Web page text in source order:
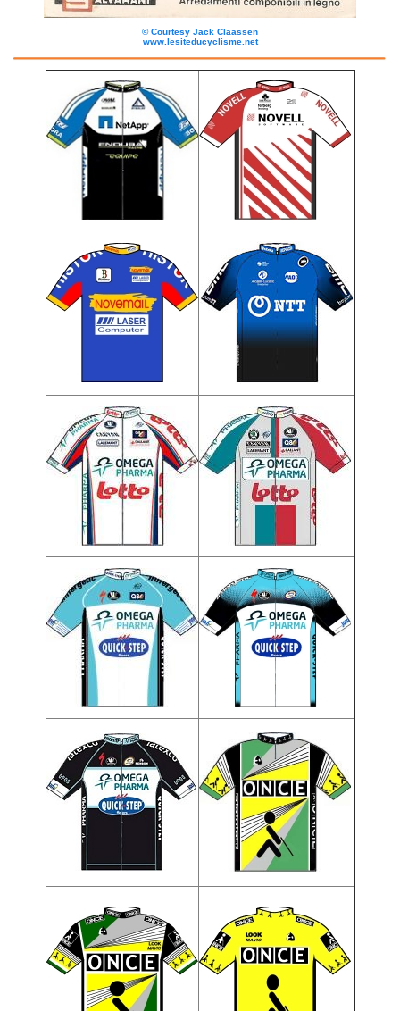
©Courtesy Jack Claassen
www.lesiteducyclisme.net